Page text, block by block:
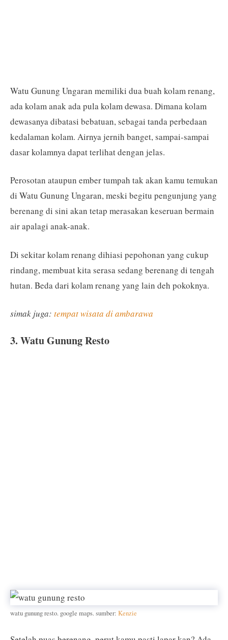
Watu Gunung Ungaran memiliki dua buah kolam renang,
ada kolam anak ada pula kolam dewasa. Dimana kolam
dewasanya dibatasi bebatuan, sebagai tanda perbedaan
kedalaman kolam. Airnya jernih banget, sampai-sampai
dasar kolamnya dapat terlihat dengan jelas.
Perosotan ataupun ember tumpah tak akan kamu temukan
di Watu Gunung Ungaran, meski begitu pengunjung yang
berenang di sini akan tetap merasakan keseruan bermain
air apalagi anak-anak.
Di sekitar kolam renang dihiasi pepohonan yang cukup
rindang, membuat kita serasa sedang berenang di tengah
hutan. Beda dari kolam renang yang lain deh pokoknya.
simak juga: tempat wisata di ambarawa
3. Watu Gunung Resto
watu gunung resto. google maps. sumber: Kenzie